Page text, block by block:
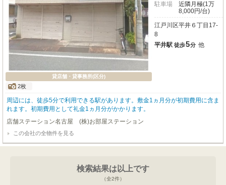
貸店舗・貸事務所(区分)
2枚
駐車場
近隣月極(1万
8,000円/台)
江戸川区平井６丁目17-
8
平井駅 徒歩5分 他
周辺には、徒歩5分で利用できる駅があります。敷金1ヵ月分が初期費用に含ま
れます。初期費用として礼金1ヵ月分がかかります。
店舗ステーション名古屋 (株)お部屋ステーション
この会社の全物件を見る
検索結果は以上です
（全2件）